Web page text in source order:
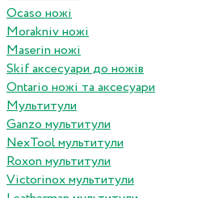
Ocaso ножі
Morakniv ножі
Maserin ножі
Skif аксесуари до ножів
Ontario ножі та аксесуари
Мультитули
Ganzo мультитули
NexTool мультитули
Roxon мультитули
Victorinox мультитули